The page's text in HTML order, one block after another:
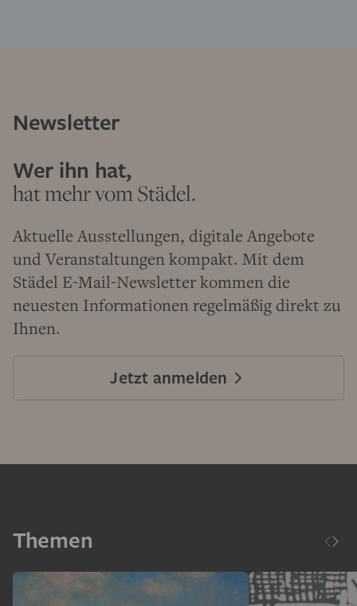
Newsletter
Wer ihn hat,
hat mehr vom Städel.
Aktuelle Ausstellungen, digitale Angebote
und Veranstaltungen kompakt. Mit dem
Städel E-Mail-Newsletter kommen die
neuesten Informationen regelmäßig direkt zu
Ihnen.
Jetzt anmelden
Themen